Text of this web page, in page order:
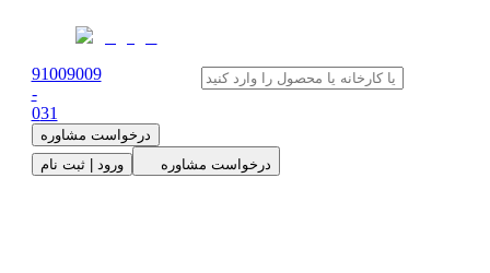
91009009
-
031
درخواست مشاوره
ورود | ثبت نام
درخواست مشاوره